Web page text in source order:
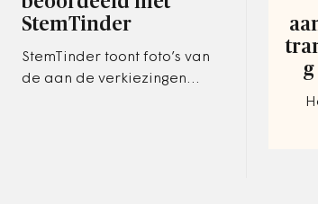
StemTinder
StemTinder toont foto’s van
de aan de verkiezingen